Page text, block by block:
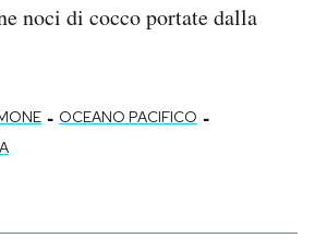
noci di cocco portate dalla
- OCEANO PACIFICO -